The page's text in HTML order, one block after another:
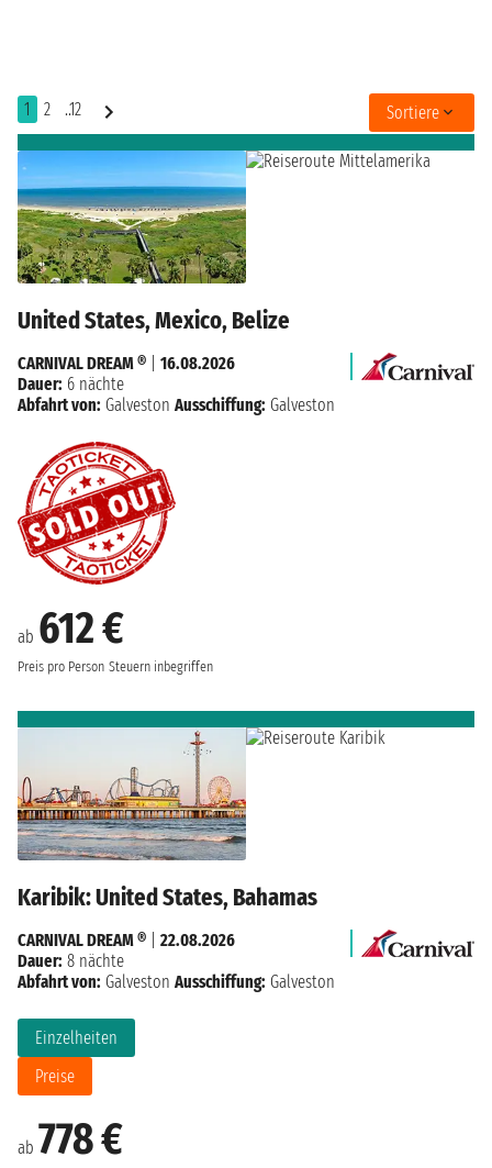
1 2 ..12 Sortiere
United States, Mexico, Belize
ab 612 €
Preis pro Person Steuern inbegriffen
CARNIVAL DREAM ®
16.08.2026
Dauer: 6 nächte
Abfahrt von: Galveston Ausschiffung: Galveston
Karibik: United States, Bahamas
ab 778 €
Einzelheiten
Preise
CARNIVAL DREAM ®
22.08.2026
Dauer: 8 nächte
Abfahrt von: Galveston Ausschiffung: Galveston